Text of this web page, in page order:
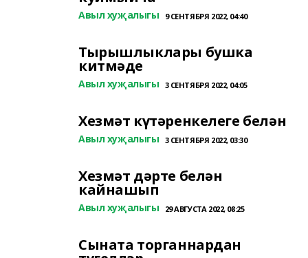
Авыл хуҗалыгы 9 СЕНТЯБРЯ 2022, 04:40
Тырышлыклары бушка
китмәде
Авыл хуҗалыгы 3 СЕНТЯБРЯ 2022, 04:05
Хезмәт күтәренкелеге белән
Авыл хуҗалыгы 3 СЕНТЯБРЯ 2022, 03:30
Хезмәт дәрте белән
кайнашып
Авыл хуҗалыгы 29 АВГУСТА 2022, 08:25
Сыната торганнардан